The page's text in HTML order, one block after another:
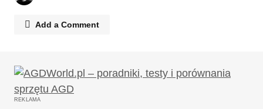
Add a Comment
Twój adres email nie zostanie opublikowany.
Wymagane pola są oznaczone
REKLAMA